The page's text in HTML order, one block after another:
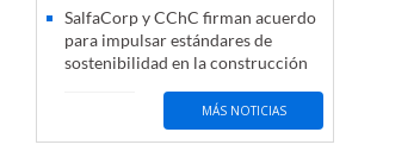
SalfaCorp y CChC firman acuerdo
para impulsar estándares de
sostenibilidad en la construcción
MÁS NOTICIAS